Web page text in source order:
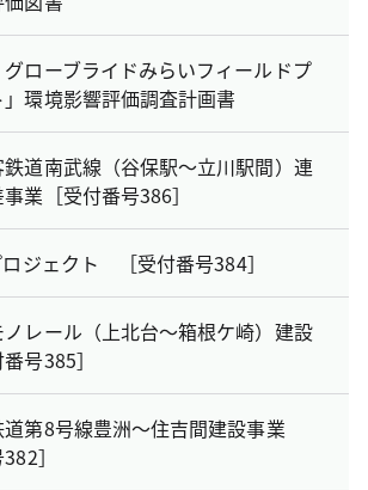
グローブライドみらいフィールドプ
環境影響評価調査計画書
道南武線（谷保駅～立川駅間）連
業［受付番号386］
ジェクト ［受付番号384］
レール（上北台～箱根ケ崎）建設
号385］
第8号線豊洲～住吉間建設事業
］